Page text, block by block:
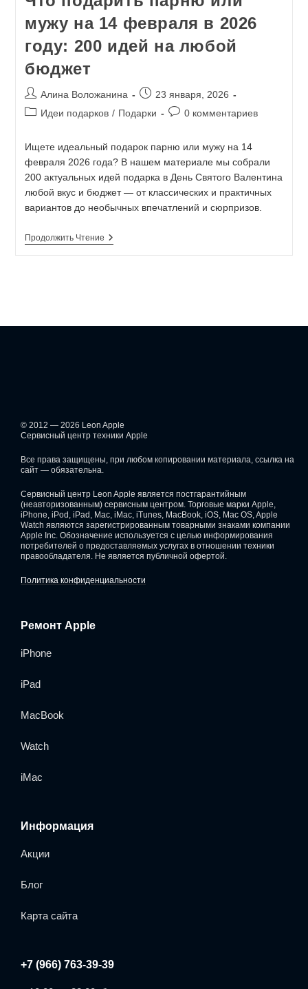
мужу на 14 февраля в 2026
году: 200 идей на любой
бюджет
Алина Воложанина
23 января, 2026
Идеи подарков / Подарки 0 комментариев
Ищете идеальный подарок парню или мужу на 14
февраля 2026 года? В нашем материале мы собрали
200 актуальных идей подарка в День Святого Валентина
любой вкус и бюджет — от классических и практичных
вариантов до необычных впечатлений и сюрпризов.
Продолжить Чтение
© 2012 — 2026 Leon Apple
Сервисный центр техники Apple
Все права защищены, при любом копировании материала, ссылка на
сайт — обязательна.
Сервисный центр Leon Apple является постгарантийным
(неавторизованным) сервисным центром. Торговые марки Apple,
iPhone, iPod, iPad, Mac, iMac, iTunes, MacBook, iOS, Mac OS, Apple
Watch являются зарегистрированным товарными знаками компании
Apple Inc. Обозначение используется с целью информирования
потребителей о предоставляемых услугах в отношении техники
правообладателя. Не является публичной офертой.
Политика конфиденциальности
Ремонт Apple
iPhone
iPad
MacBook
Watch
iMac
Информация
Акции
Блог
Карта сайта
+7 (966) 763-39-39